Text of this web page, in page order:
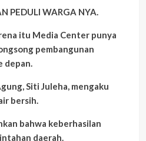
PEDULI WARGA NYA.
itu Media Center punya
pembangunan
depan.
Siti Juleha, mengaku
bersih.
bahwa keberhasilan
daerah.